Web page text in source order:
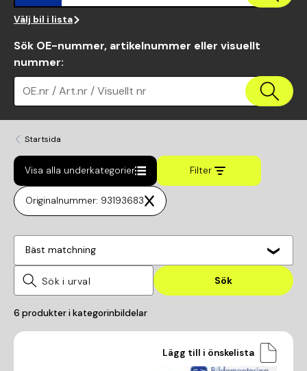
Välj bil i lista
Sök OE-nummer, artikelnummer eller visuellt
nummer:
OE.nr / Art.nr / Visuellt nr
Startsida
Visa alla underkategorier Filter
Originalnummer: 93193683
Bäst matchning
Sök
6 produkter i kategorinbildelar
Lägg till i önskelista